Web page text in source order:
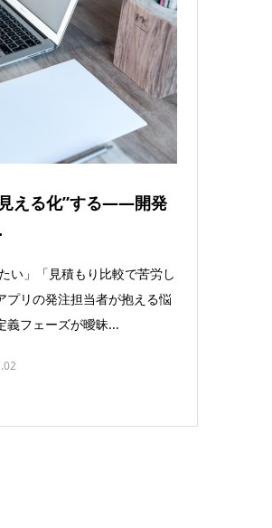
える化”する――開発
い」「見積もり比較で苦労し
リの発注担当者が抱える悩
義フェーズが曖昧...